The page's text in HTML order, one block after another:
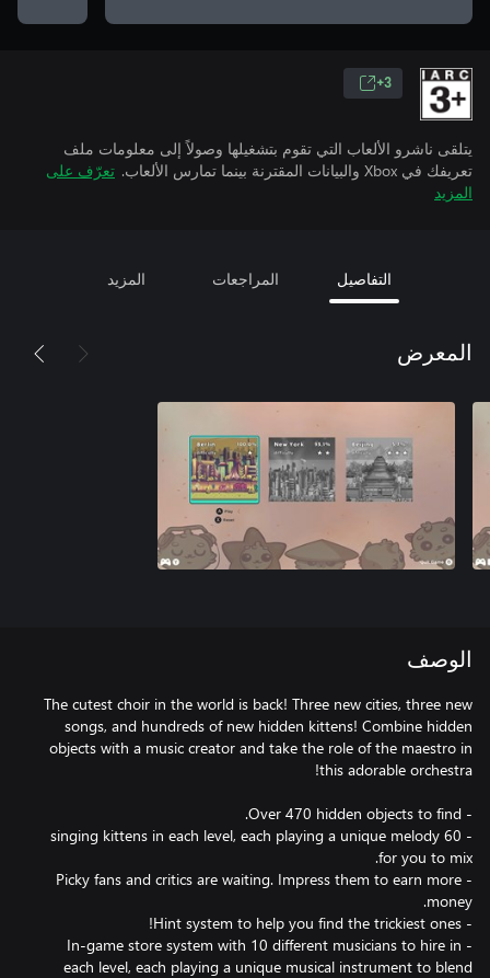
3+
يتلقى ناشرو الألعاب التي تقوم بتشغيلها وصولاً إلى معلومات ملف
تعريفك في Xbox والبيانات المقترنة بينما تمارس الألعاب.
تعرّف على
المزيد
التفاصيل المراجعات المزيد
المعرض
الوصف
The cutest choir in the world is back! Three new cities, three new
songs, and hundreds of new hidden kittens! Combine hidden
objects with a music creator and take the role of the maestro in
- 60 singing kittens in each level, each playing a unique melody
- Picky fans and critics are waiting. Impress them to earn more
- In-game store system with 10 different musicians to hire in
each level, each playing a unique musical instrument to blend